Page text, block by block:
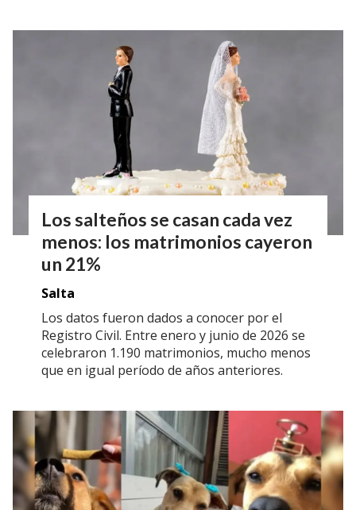
Los salteños se casan cada vez
menos: los matrimonios cayeron
un 21%
Salta
Los datos fueron dados a conocer por el
Registro Civil. Entre enero y junio de 2026 se
celebraron 1.190 matrimonios, mucho menos
que en igual período de años anteriores.